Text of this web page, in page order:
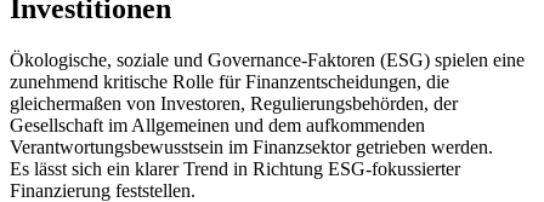
Investitionen
Ökologische, soziale und Governance-Faktoren (ESG) spielen eine
zunehmend kritische Rolle für Finanzentscheidungen, die
gleichermaßen von Investoren, Regulierungsbehörden, der
Gesellschaft im Allgemeinen und dem aufkommenden
Verantwortungsbewusstsein im Finanzsektor getrieben werden.
Es lässt sich ein klarer Trend in Richtung ESG-fokussierter
Finanzierung feststellen.